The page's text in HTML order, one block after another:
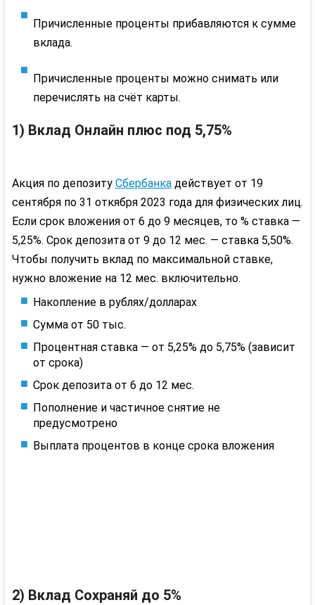
Причисленные проценты прибавляются к сумме
вклада.
Причисленные проценты можно снимать или
перечислять на счёт карты.
1) Вклад Онлайн плюс под 5,75%
Акция по депозиту Сбербанкадействует от 19
сентября по 31 откября 2023 года для физических лиц.
Если срок вложения от 6 до 9 месяцев, то % ставка —
5,25%. Срок депозита от 9 до 12 мес. — ставка 5,50%.
Чтобы получить вклад по максимальной ставке,
нужно вложение на 12 мес. включительно.
Накопление в рублях/долларах
Сумма от 50 тыс.
Процентная ставка — от 5,25% до 5,75% (зависит
от срока)
Срок депозита от 6 до 12 мес.
Пополнение и частичное снятие не
предусмотрено
Выплата процентов в конце срока вложения
2) Вклад Сохраняй до 5%